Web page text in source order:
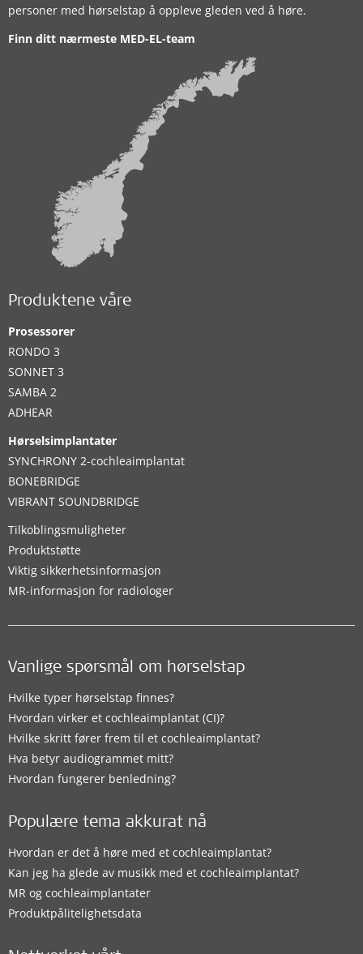
personer med hørselstap å oppleve gleden ved å høre.
Finn ditt nærmeste MED-EL-team
Produktene våre
Prosessorer
RONDO 3
SONNET 3
SAMBA 2
ADHEAR
Hørselsimplantater
SYNCHRONY 2-cochleaimplantat
BONEBRIDGE
VIBRANT SOUNDBRIDGE
Tilkoblingsmuligheter
Produktstøtte
Viktig sikkerhetsinformasjon
MR-informasjon for radiologer
Vanlige spørsmål om hørselstap
Hvilke typer hørselstap finnes?
Hvordan virker et cochleaimplantat (CI)?
Hvilke skritt fører frem til et cochleaimplantat?
Hva betyr audiogrammet mitt?
Hvordan fungerer benledning?
Populære tema akkurat nå
Hvordan er det å høre med et cochleaimplantat?
Kan jeg ha glede av musikk med et cochleaimplantat?
MR og cochleaimplantater
Produktpålitelighetsdata